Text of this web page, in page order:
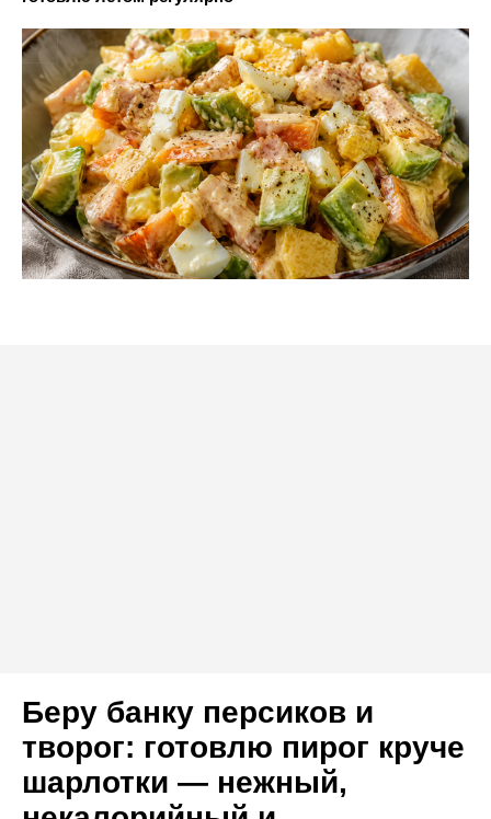
Беру банку персиков и
творог: готовлю пирог круче
шарлотки — нежный,